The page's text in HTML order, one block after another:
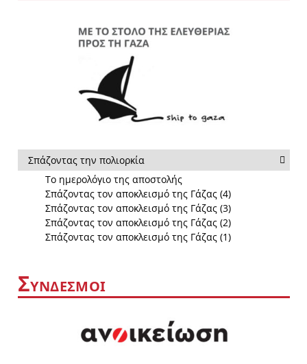
Σπάζοντας την πολιορκία
Το ημερολόγιο της αποστολής
Σπάζοντας τον αποκλεισμό της Γάζας (4)
Σπάζοντας τον αποκλεισμό της Γάζας (3)
Σπάζοντας τον αποκλεισμό της Γάζας (2)
Σπάζοντας τον αποκλεισμό της Γάζας (1)
ΣΥΝΔΕΣΜΟΙ